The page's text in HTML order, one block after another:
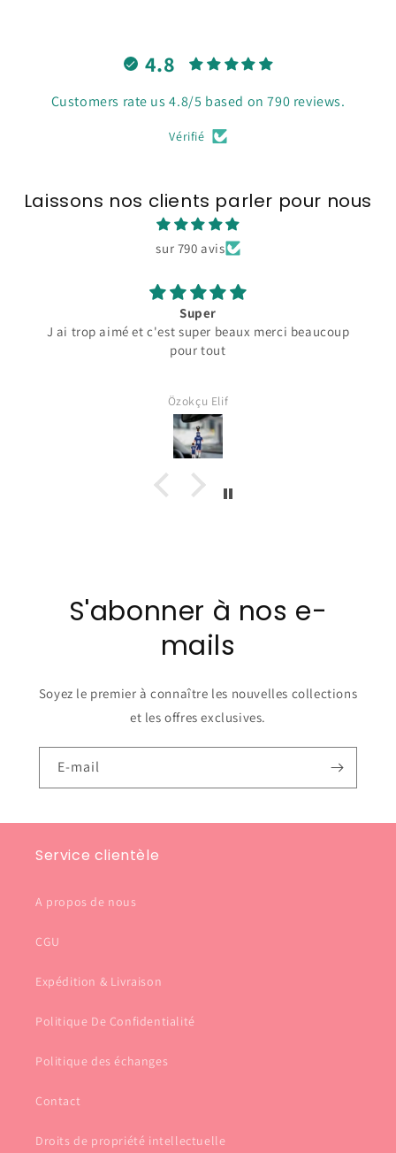
4.8
Customers rate us 4.8/5 based on 790 reviews.
Vérifié
Laissons nos clients parler pour nous
sur 790 avis
Super
J ai trop aimé et c'est super beaux merci beaucoup
pour tout
Özokçu Elif
S'abonner à nos e-
mails
Soyez le premier à connaître les nouvelles collections
et les offres exclusives.
E-mail
Service clientèle
A propos de nous
CGU
Expédition & Livraison
Politique De Confidentialité
Politique des échanges
Contact
Droits de propriété intellectuelle